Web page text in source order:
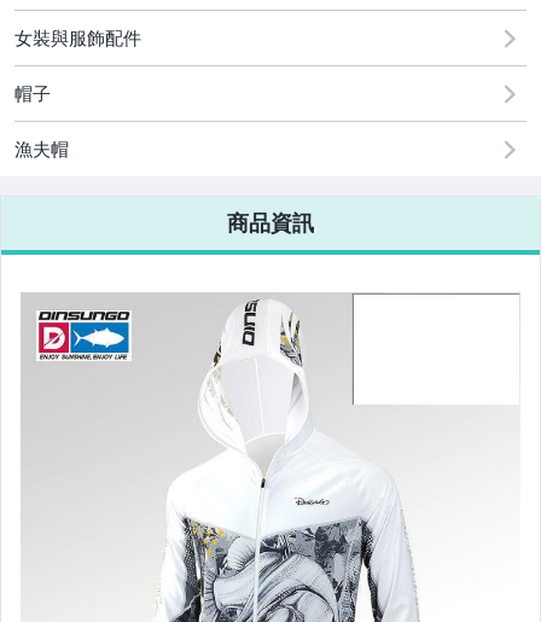
圖書/影音/文具
古董、藝術與礦石
手機、配件與通訊
美容保養與彩妝
電腦、平板與周邊
相機、攝影與周邊
運動、戶外與休閒
女裝與服飾配件
帽子
漁夫帽
商品資訊